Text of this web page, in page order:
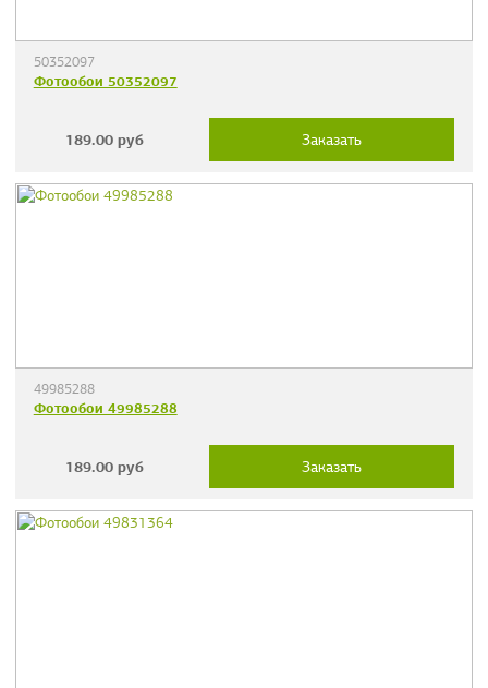
50352097
Фотообои 50352097
189.00 руб Заказать
49985288
Фотообои 49985288
189.00 руб Заказать